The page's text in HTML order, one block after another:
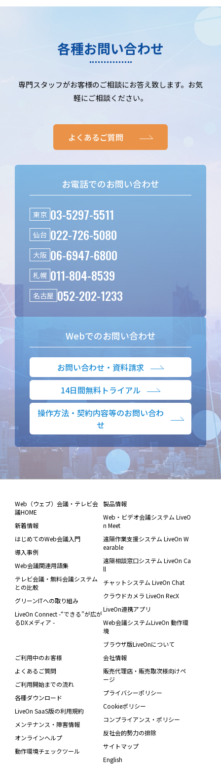
各種お問い合わせ
専門スタッフがお客様のご相談にお答え致します。お気
軽にご相談ください。
よくあるご質問
お電話でのお問い合わせ
東京 03-5297-5511
仙台 022-726-5080
大阪 06-6947-6800
札幌 011-804-8539
名古屋 052-202-1233
Webでのお問い合わせ
お問い合わせ・資料請求
14日間無料トライアル
操作方法・契約内容等のお問い合わ
せ
Web（ウェブ）会議・テレビ会
議HOME
新着情報
はじめてのWeb会議入門
導入事例
Web会議関連用語集
テレビ会議・無料会議システム
との比較
グリーンITへの取り組み
LiveOn Connect -“できる”が広が
るDXメディア -
製品情報
Web・ビデオ会議システム LiveO
n Meet
遠隔作業支援システム LiveOn W
earable
遠隔相談窓口システム LiveOn Ca
ll
チャットシステム LiveOn Chat
クラウドカメラ LiveOn RecX
LiveOn連携アプリ
Web会議システムLiveOn 動作環
境
ブラウザ版LiveOnについて
ご利用中のお客様
よくあるご質問
ご利用開始までの流れ
各種ダウンロード
LiveOn SaaS版の利用規約
メンテナンス・障害情報
オンラインヘルプ
動作環境チェックツール
会社情報
販売代理店・販売取次様向けペ
ージ
プライバシーポリシー
Cookieポリシー
コンプライアンス・ポリシー
反社会的勢力の排除
サイトマップ
English